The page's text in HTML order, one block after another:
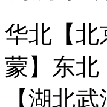
华北【北
蒙】 东北
【湖北